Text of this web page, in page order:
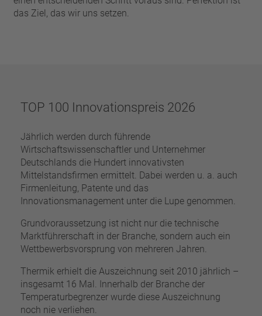
Filter zurücksetzen
das Ziel, das wir uns setzen.
TOP 100 Innovationspreis 2026
Jährlich werden durch führende
Wirtschaftswissenschaftler und Unternehmer
Deutschlands die Hundert innovativsten
Mittelstandsfirmen ermittelt. Dabei werden u. a. auch
Firmenleitung, Patente und das
Innovationsmanagement unter die Lupe genommen.
Grundvoraussetzung ist nicht nur die technische
Marktführerschaft in der Branche, sondern auch ein
Wettbewerbsvorsprung von mehreren Jahren.
Thermik erhielt die Auszeichnung seit 2010 jährlich –
insgesamt 16 Mal. Innerhalb der Branche der
Temperaturbegrenzer wurde diese Auszeichnung
noch nie verliehen.